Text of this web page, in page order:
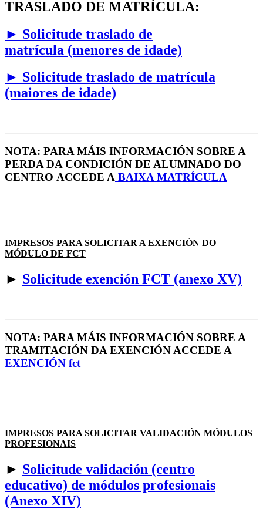
TRASLADO DE MATRÍCULA:
► Solicitude traslado de
matrícula (menores de idade)
► Solicitude traslado de matrícula
(maiores de idade)
NOTA: PARA MÁIS INFORMACIÓN SOBRE A
PERDA DA CONDICIÓN DE ALUMNADO DO
CENTRO ACCEDE A BAIXA MATRÍCULA
IMPRESOS PARA SOLICITAR A EXENCIÓN DO
MÓDULO DE FCT
► Solicitude exención FCT (anexo XV)
NOTA: PARA MÁIS INFORMACIÓN SOBRE A
TRAMITACIÓN DA EXENCIÓN ACCEDE A
EXENCIÓN fct
IMPRESOS PARA SOLICITAR VALIDACIÓN MÓDULOS
PROFESIONAIS
► Solicitude validación (centro
educativo) de módulos profesionais
(Anexo XIV)